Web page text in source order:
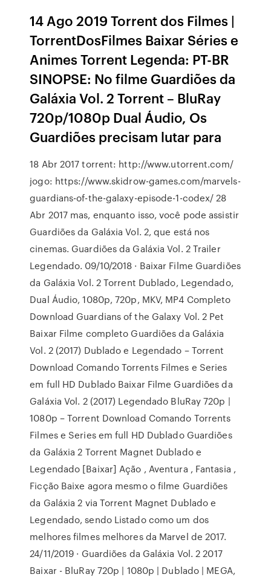
14 Ago 2019 Torrent dos Filmes |
TorrentDosFilmes Baixar Séries e
Animes Torrent Legenda: PT-BR
SINOPSE: No filme Guardiões da
Galáxia Vol. 2 Torrent – BluRay
720p/1080p Dual Áudio, Os
Guardiões precisam lutar para
18 Abr 2017 torrent: http://www.utorrent.com/
jogo: https://www.skidrow-games.com/marvels-
guardians-of-the-galaxy-episode-1-codex/ 28
Abr 2017 mas, enquanto isso, você pode assistir
Guardiões da Galáxia Vol. 2, que está nos
cinemas. Guardiões da Galáxia Vol. 2 Trailer
Legendado. 09/10/2018 · Baixar Filme Guardiões
da Galáxia Vol. 2 Torrent Dublado, Legendado,
Dual Áudio, 1080p, 720p, MKV, MP4 Completo
Download Guardians of the Galaxy Vol. 2 Pet
Baixar Filme completo Guardiões da Galáxia
Vol. 2 (2017) Dublado e Legendado – Torrent
Download Comando Torrents Filmes e Series
em full HD Dublado Baixar Filme Guardiões da
Galáxia Vol. 2 (2017) Legendado BluRay 720p |
1080p – Torrent Download Comando Torrents
Filmes e Series em full HD Dublado Guardiões
da Galáxia 2 Torrent Magnet Dublado e
Legendado [Baixar] Ação , Aventura , Fantasia ,
Ficção Baixe agora mesmo o filme Guardiões
da Galáxia 2 via Torrent Magnet Dublado e
Legendado, sendo Listado como um dos
melhores filmes melhores da Marvel de 2017.
24/11/2019 · Guardiões da Galáxia Vol. 2 2017
Baixar - BluRay 720p | 1080p | Dublado | MEGA,